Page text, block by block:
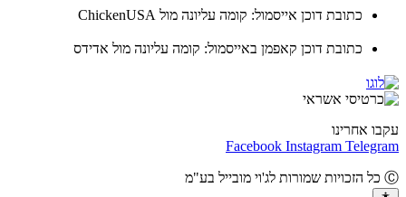
כתובת דוכן אייסמול: קומה עליונה מול ChickenUSA
כתובת דוכן קאפמן באייסמול: קומה עליונה מול אדידס
אחרינו
Facebook Instagram